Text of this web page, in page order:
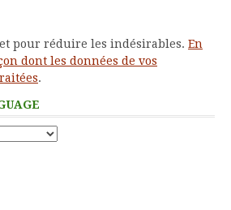
pour réduire les indésirables. En
dont les données de vos
.